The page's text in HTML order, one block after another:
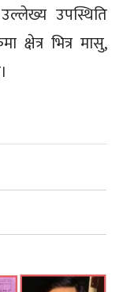
उपस्थिति
क्षेत्र भित्र मासु,